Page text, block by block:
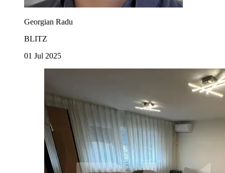
Georgian Radu
BLITZ
01 Jul 2025